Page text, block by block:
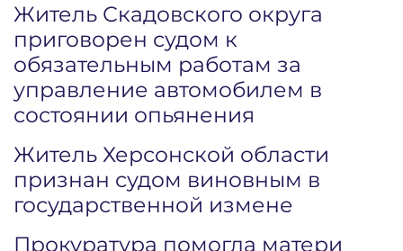
Житель Скадовского округа
приговорен судом к
обязательным работам за
управление автомобилем в
состоянии опьянения
Житель Херсонской области
признан судом виновным в
государственной измене
Прокуратура помогла матери